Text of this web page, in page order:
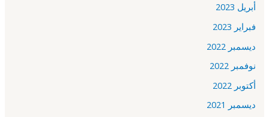
أبريل 2023
فبراير 2023
ديسمبر 2022
نوفمبر 2022
أكتوبر 2022
ديسمبر 2021